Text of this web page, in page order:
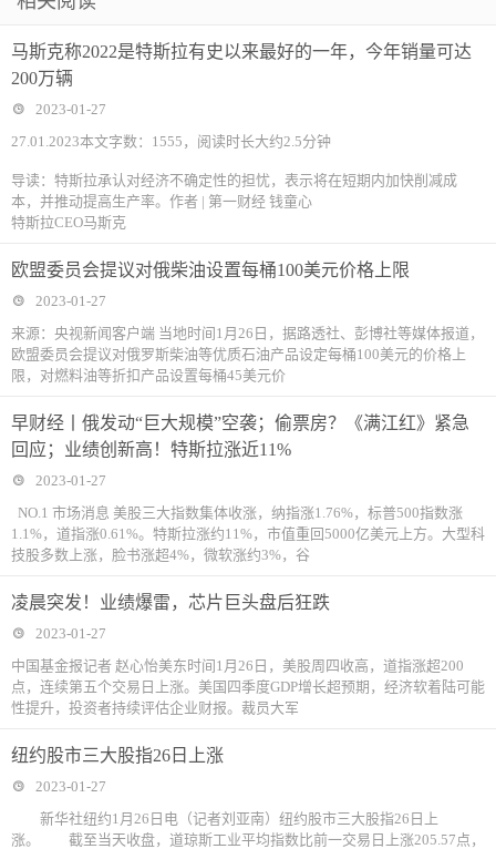
马斯克称2022是特斯拉有史以来最好的一年，今年销量可达
200万辆
2023-01-27
27.01.2023本文字数：1555，阅读时长大约2.5分钟
导读：特斯拉承认对经济不确定性的担忧，表示将在短期内加快削减成
本，并推动提高生产率。作者 | 第一财经 钱童心
特斯拉CEO马斯克
欧盟委员会提议对俄柴油设置每桶100美元价格上限
2023-01-27
来源：央视新闻客户端 当地时间1月26日，据路透社、彭博社等媒体报道，
欧盟委员会提议对俄罗斯柴油等优质石油产品设定每桶100美元的价格上
限，对燃料油等折扣产品设置每桶45美元价
早财经丨俄发动“巨大规模”空袭；偷票房？《满江红》紧急
回应；业绩创新高！特斯拉涨近11%
2023-01-27
NO.1 市场消息 美股三大指数集体收涨，纳指涨1.76%，标普500指数涨
1.1%，道指涨0.61%。特斯拉涨约11%，市值重回5000亿美元上方。大型科
技股多数上涨，脸书涨超4%，微软涨约3%，谷
凌晨突发！业绩爆雷，芯片巨头盘后狂跌
2023-01-27
中国基金报记者 赵心怡美东时间1月26日，美股周四收高，道指涨超200
点，连续第五个交易日上涨。美国四季度GDP增长超预期，经济软着陆可能
性提升，投资者持续评估企业财报。裁员大军
纽约股市三大股指26日上涨
2023-01-27
新华社纽约1月26日电（记者刘亚南）纽约股市三大股指26日上
涨。 截至当天收盘，道琼斯工业平均指数比前一交易日上涨205.57点，